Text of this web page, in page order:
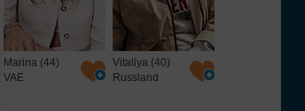
Vitaliya (40)
Russland
Ann (22)
Russland